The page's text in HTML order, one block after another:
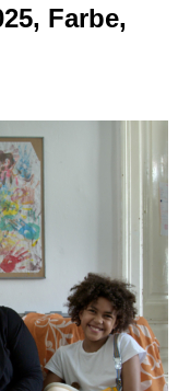
Farbe,